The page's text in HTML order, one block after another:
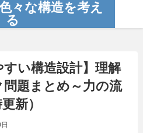
々な構造を考え
る
すい構造設計】理解
題まとめ～力の流
新）